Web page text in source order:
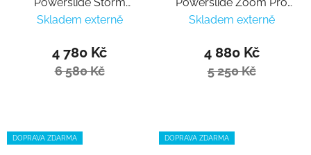
Powerslide Storm
Meteor 80
Skladem externě
4 780 Kč
6 580 Kč
Powerslide Zoom Pro
80 Sand
Skladem externě
4 880 Kč
5 250 Kč
DOPRAVA ZDARMA DOPRAVA ZDARMA